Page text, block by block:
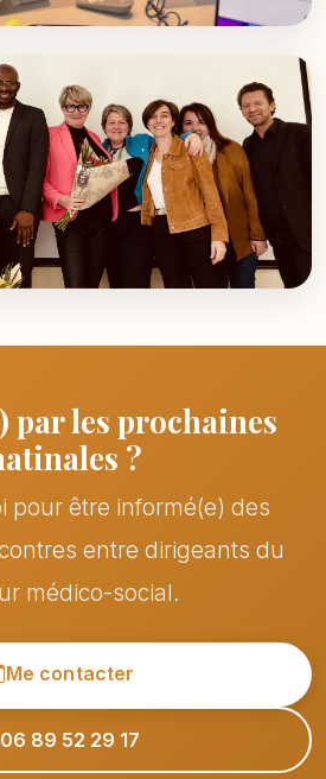
par les prochaines
?
pour être informé(e) des
entre dirigeants du
médico-social.
Me contacter
06 89 52 29 17